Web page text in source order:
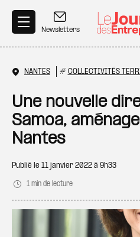
Newsletters
NANTES # COLLECTIVITÉS
Une nouvelle
Samoa,
Nantes
Publié le 11 janvier 2022 à 9h33
1 min de lecture